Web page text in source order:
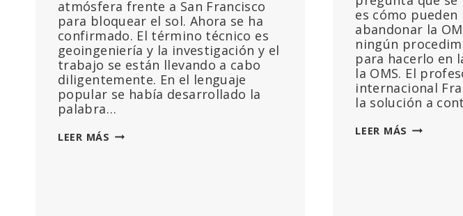
atmósfera frente a San Francisco
para bloquear el sol. Ahora se ha
confirmado. El término técnico es
geoingeniería y la investigación y el
trabajo se están llevando a cabo
diligentemente. En el lenguaje
popular se había desarrollado la
palabra…
LEER MÁS LOS
es cómo pueden
abandonar la
ningún
para hacerlo en
la OMS. El
internacional
la solución a
LEER MÁS SALIR